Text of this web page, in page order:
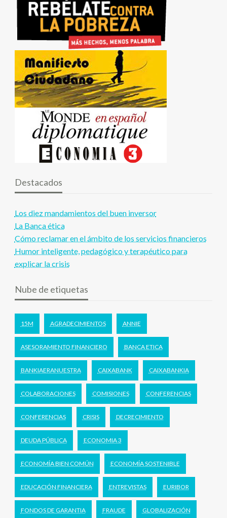
Destacados
Los diez mandamientos del buen inversor
La Banca ética
Cómo reclamar en el ámbito de los servicios financieros
Humor inteligente, pedagógico y terapéutico para
explicar la crisis
Nube de etiquetas
15M AGRADECIMIENTOS ANNIE
ASESORAMIENTO FINANCIERO BANCA ETICA
BANKIAERANUESTRA CAIXABANK CAIXABANKIA
COLABORACIONES COMISIONES CONFERENCIAS
CONFERENCIAS CRISIS DECRECIMIENTO
DEUDA PÚBLICA ECONOMIA 3
ECONOMÍA BIEN COMÚN ECONOMÍA SOSTENIBLE
EDUCACIÓN FINANCIERA ENTREVISTAS EURIBOR
FONDOS DE GARANTIA FRAUDE GLOBALIZACIÓN